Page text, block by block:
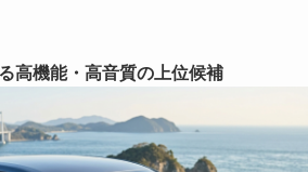
高機能・高音質の上位候補